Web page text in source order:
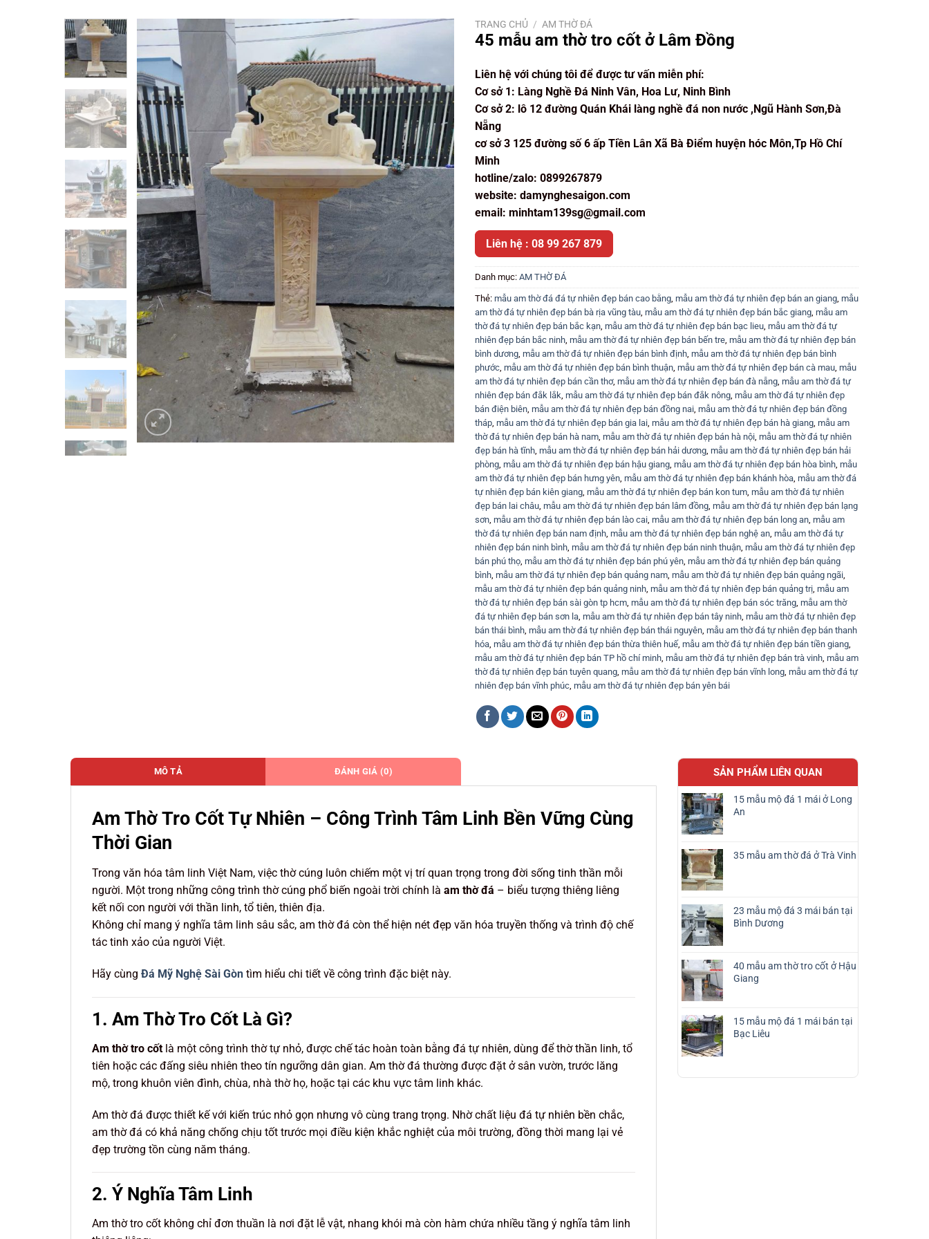
TRANG CHỦ / AM THỜ ĐÁ
45 mẫu am thờ tro cốt ở Lâm Đồng
Liên hệ với chúng tôi để được tư vấn miễn phí:
Cơ sở 1: Làng Nghề Đá Ninh Vân, Hoa Lư, Ninh Bình
Cơ sở 2: lô 12 đường Quán Khái làng nghề đá non nước ,Ngũ Hành Sơn,Đà
Nẵng
cơ sở 3 125 đường số 6 ấp Tiền Lân Xã Bà Điểm huyện hóc Môn,Tp Hồ Chí
Minh
hotline/zalo: 0899267879
website: damynghesaigon.com
email: minhtam139sg@gmail.com
Liên hệ : 08 99 267 879
Danh mục: AM THỜ ĐÁ
Thẻ: mẫu am thờ đá đá tự nhiên đẹp bán cao bằng mẫu am thờ đá tự nhiên đẹp bán an giang mẫu
am thờ đá tự nhiên đẹp bán bà rịa vũng tàu mẫu am thờ đá tự nhiên đẹp bán bắc giang mẫu am
thờ đá tự nhiên đẹp bán bắc kạn mẫu am thờ đá tự nhiên đẹp bán bạc lieu mẫu am thờ đá tự
nhiên đẹp bán bắc ninh mẫu am thờ đá tự nhiên đẹp bán bến tre mẫu am thờ đá tự nhiên đẹp bán
bình dương mẫu am thờ đá tự nhiên đẹp bán bình định mẫu am thờ đá tự nhiên đẹp bán bình
phước mẫu am thờ đá tự nhiên đẹp bán bình thuận mẫu am thờ đá tự nhiên đẹp bán cà mau mẫu
am thờ đá tự nhiên đẹp bán cần thơ, mẫu am thờ đá tự nhiên đẹp bán đà nẵng mẫu am thờ đá tự
nhiên đẹp bán đắk lắk mẫu am thờ đá tự nhiên đẹp bán đắk nông mẫu am thờ đá tự nhiên đẹp
bán điện biên mẫu am thờ đá tự nhiên đẹp bán đồng nai mẫu am thờ đá tự nhiên đẹp bán đồng
tháp mẫu am thờ đá tự nhiên đẹp bán gia lai mẫu am thờ đá tự nhiên đẹp bán hà giang mẫu am
thờ đá tự nhiên đẹp bán hà nam mẫu am thờ đá tự nhiên đẹp bán hà nội mẫu am thờ đá tự nhiên
đẹp bán hà tĩnh mẫu am thờ đá tự nhiên đẹp bán hải dương mẫu am thờ đá tự nhiên đẹp bán hải
phòng mẫu am thờ đá tự nhiên đẹp bán hậu giang mẫu am thờ đá tự nhiên đẹp bán hòa bình mẫu
am thờ đá tự nhiên đẹp bán hưng yên mẫu am thờ đá tự nhiên đẹp bán khánh hòa mẫu am thờ đá
tự nhiên đẹp bán kiên giang mẫu am thờ đá tự nhiên đẹp bán kon tum mẫu am thờ đá tự nhiên
đẹp bán lai châu mẫu am thờ đá tự nhiên đẹp bán lâm đồng mẫu am thờ đá tự nhiên đẹp bán lạng
sơn mẫu am thờ đá tự nhiên đẹp bán lào cai mẫu am thờ đá tự nhiên đẹp bán long an mẫu am
thờ đá tự nhiên đẹp bán nam định mẫu am thờ đá tự nhiên đẹp bán nghệ an mẫu am thờ đá tự
nhiên đẹp bán ninh bình mẫu am thờ đá tự nhiên đẹp bán ninh thuận mẫu am thờ đá tự nhiên đẹp
bán phú thọ mẫu am thờ đá tự nhiên đẹp bán phú yên mẫu am thờ đá tự nhiên đẹp bán quảng
bình mẫu am thờ đá tự nhiên đẹp bán quảng nam mẫu am thờ đá tự nhiên đẹp bán quảng ngãi
mẫu am thờ đá tự nhiên đẹp bán quảng ninh mẫu am thờ đá tự nhiên đẹp bán quảng trị mẫu am
thờ đá tự nhiên đẹp bán sài gòn tp hcm mẫu am thờ đá tự nhiên đẹp bán sóc trăng mẫu am thờ
đá tự nhiên đẹp bán sơn la mẫu am thờ đá tự nhiên đẹp bán tây ninh mẫu am thờ đá tự nhiên đẹp
bán thái bình mẫu am thờ đá tự nhiên đẹp bán thái nguyên mẫu am thờ đá tự nhiên đẹp bán thanh
hóa mẫu am thờ đá tự nhiên đẹp bán thừa thiên huế mẫu am thờ đá tự nhiên đẹp bán tiền giang
mẫu am thờ đá tự nhiên đẹp bán TP hồ chí minh mẫu am thờ đá tự nhiên đẹp bán trà vinh mẫu am
thờ đá tự nhiên đẹp bán tuyên quang mẫu am thờ đá tự nhiên đẹp bán vĩnh long mẫu am thờ đá tự
nhiên đẹp bán vĩnh phúc mẫu am thờ đá tự nhiên đẹp bán yên bái
MÔ TẢ ĐÁNH GIÁ (0)
Am Thờ Tro Cốt Tự Nhiên – Công Trình Tâm Linh Bền Vững Cùng
Thời Gian
Trong văn hóa tâm linh Việt Nam, việc thờ cúng luôn chiếm một vị trí quan trọng trong đời sống tinh thần mỗi
người. Một trong những công trình thờ cúng phổ biến ngoài trời chính là am thờ đá – biểu tượng thiêng liêng
kết nối con người với thần linh, tổ tiên, thiên địa.
Không chỉ mang ý nghĩa tâm linh sâu sắc, am thờ đá còn thể hiện nét đẹp văn hóa truyền thống và trình độ chế
tác tinh xảo của người Việt.
Hãy cùng Đá Mỹ Nghệ Sài Gòn tìm hiểu chi tiết về công trình đặc biệt này.
1. Am Thờ Tro Cốt Là Gì?
Am thờ tro cốt là một công trình thờ tự nhỏ, được chế tác hoàn toàn bằng đá tự nhiên, dùng để thờ thần linh, tổ
tiên hoặc các đấng siêu nhiên theo tín ngưỡng dân gian. Am thờ đá thường được đặt ở sân vườn, trước lăng
mộ, trong khuôn viên đình, chùa, nhà thờ họ, hoặc tại các khu vực tâm linh khác.
Am thờ đá được thiết kế với kiến trúc nhỏ gọn nhưng vô cùng trang trọng. Nhờ chất liệu đá tự nhiên bền chắc,
am thờ đá có khả năng chống chịu tốt trước mọi điều kiện khắc nghiệt của môi trường, đồng thời mang lại vẻ
đẹp trường tồn cùng năm tháng.
2. Ý Nghĩa Tâm Linh
Am thờ tro cốt không chỉ đơn thuần là nơi đặt lễ vật, nhang khói mà còn hàm chứa nhiều tầng ý nghĩa tâm linh
SẢN PHẨM LIÊN QUAN
15 mẫu mộ đá 1 mái ở Long
An
35 mẫu am thờ đá ở Trà Vinh
23 mẫu mộ đá 3 mái bán tại
Bình Dương
40 mẫu am thờ tro cốt ở Hậu
Giang
15 mẫu mộ đá 1 mái bán tại
Bạc Liêu